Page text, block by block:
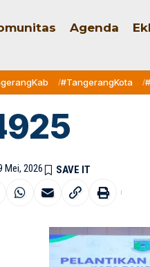
Agenda
#TangerangKota
Mei, 2026